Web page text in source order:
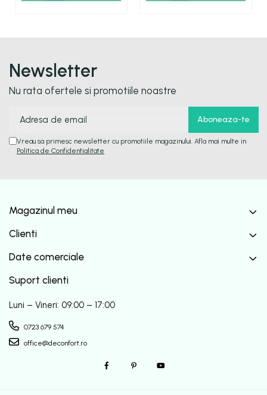
Newsletter
Nu rata ofertele si promotiile noastre
Vreau sa primesc newsletter cu promotiile magazinului. Afla mai multe in
Politica de Confidentialitate
Magazinul meu
Clienti
Date comerciale
Suport clienti
Luni – Vineri: 09:00 – 17:00
0723 679 574
office@deconfort.ro